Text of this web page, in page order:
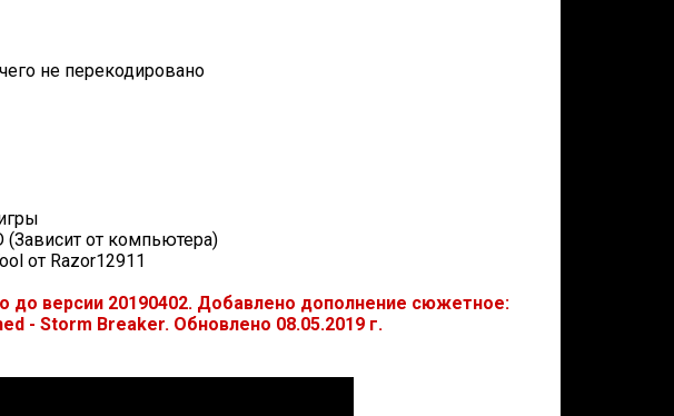
не перекодировано
(Зависит от компьютера)
от Razor12911
до версии 20190402. Добавлено дополнение сюжетное:
- Storm Breaker. Обновлено 08.05.2019 г.